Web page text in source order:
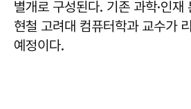
별개로 구성된다. 기존 과학·인재
현철 고려대 컴퓨터학과 교수가
예정이다.